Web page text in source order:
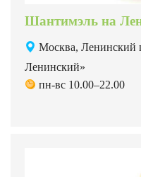
Шантимэль на
Москва, Ленинский
Ленинский»
пн-вс 10.00–22.00